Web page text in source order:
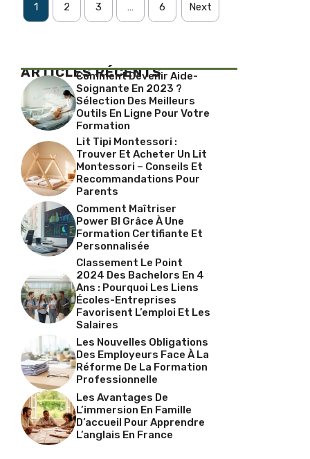
1 2 3 … 6 Next
ARTICLES RÉCENTS
Comment Devenir Aide-
Soignante En 2023 ?
Sélection Des Meilleurs
Outils En Ligne Pour Votre
Formation
Lit Tipi Montessori :
Trouver Et Acheter Un Lit
Montessori – Conseils Et
Recommandations Pour
Parents
Comment Maîtriser
Power BI Grâce À Une
Formation Certifiante Et
Personnalisée
Classement Le Point
2024 Des Bachelors En 4
Ans : Pourquoi Les Liens
Écoles-Entreprises
Favorisent L’emploi Et Les
Salaires
Les Nouvelles Obligations
Des Employeurs Face À La
Réforme De La Formation
Professionnelle
Les Avantages De
L’immersion En Famille
D’accueil Pour Apprendre
L’anglais En France